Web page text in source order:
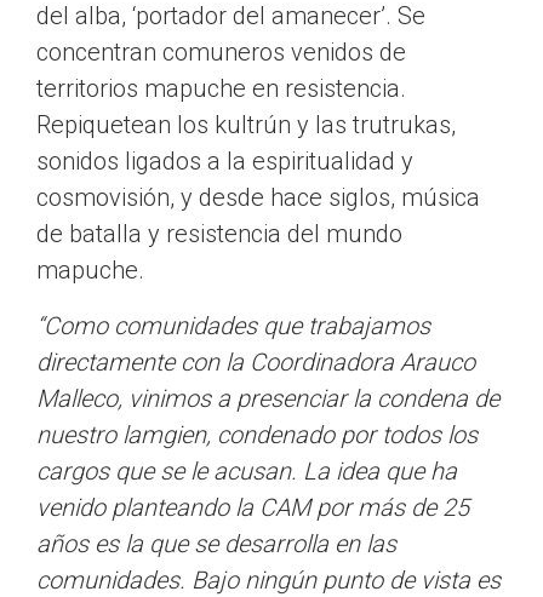
del alba, ‘portador del amanecer’. Se
concentran comuneros venidos de
territorios mapuche en resistencia.
Repiquetean los kultrún y las trutrukas,
sonidos ligados a la espiritualidad y
cosmovisión, y desde hace siglos, música
de batalla y resistencia del mundo
mapuche.
“Como comunidades que trabajamos
directamente con la Coordinadora Arauco
Malleco, vinimos a presenciar la condena de
nuestro lamgien, condenado por todos los
cargos que se le acusan. La idea que ha
venido planteando la CAM por más de 25
años es la que se desarrolla en las
comunidades. Bajo ningún punto de vista es